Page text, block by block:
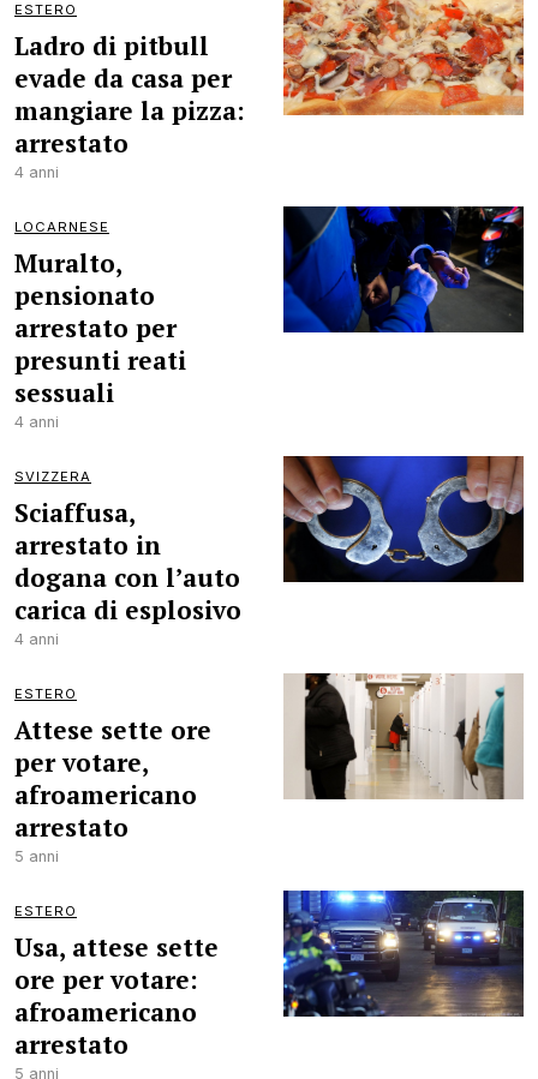
ESTERO
Ladro di pitbull
evade da casa per
mangiare la pizza:
arrestato
4 anni
LOCARNESE
Muralto,
pensionato
arrestato per
presunti reati
sessuali
4 anni
SVIZZERA
Sciaffusa,
arrestato in
dogana con l’auto
carica di esplosivo
4 anni
ESTERO
Attese sette ore
per votare,
afroamericano
arrestato
5 anni
ESTERO
Usa, attese sette
ore per votare:
afroamericano
arrestato
5 anni